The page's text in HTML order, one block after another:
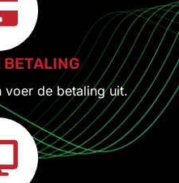
BETALING
voer de betaling uit.